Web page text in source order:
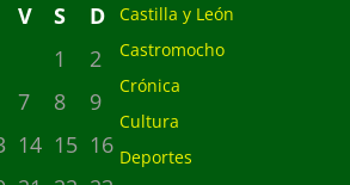
V S
D
1
2
7 8
9
14 15 16
Castilla y León
Castromocho
Crónica
Cultura
Deportes